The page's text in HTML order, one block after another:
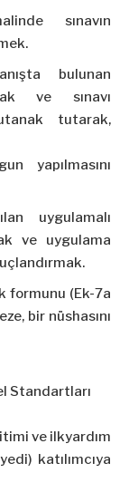
sınavın
bulunan
ve sınavı
tutarak,
yapılmasını
uygulamalı
ve uygulama
formunu (Ek-7a
bir nüshasını
Standartları
ve ilkyardım
katılımcıya